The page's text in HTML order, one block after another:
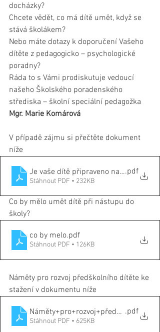
docházky?
Chcete vědět, co má dítě umět, když se
stává školákem?
Nebo máte dotazy k doporučení Vašeho
dítěte z pedagogicko – psychologické
poradny?
Ráda to s Vámi prodiskutuje vedoucí
našeho Školského poradenského
střediska – školní speciální pedagožka
Mgr. Marie Komárová
V případě zájmu si přečtěte dokument
níže
Je vaše dítě připraveno na vstup do 1
.pdf
Stáhnout PDF • 232KB
Co by mělo umět dítě při nástupu do
školy?
co by melo.pdf
Stáhnout PDF • 126KB
Náměty pro rozvoj předškolního dítěte ke
stažení v dokumentu níže
.pdf
Stáhnout PDF • 625KB